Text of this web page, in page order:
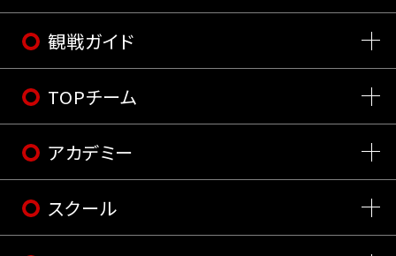
観戦ガイド
TOPチーム
アカデミー
スクール